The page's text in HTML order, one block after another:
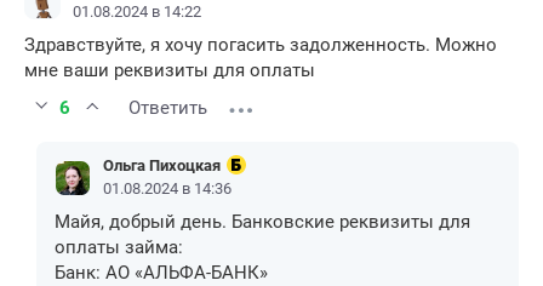
01.08.2024 в 14:22
Здравствуйте, я хочу погасить задолженность. Можно
мне ваши реквизиты для оплаты
6
Ответить
Ольга Пихоцкая
01.08.2024 в 14:36
Майя, добрый день. Банковские реквизиты для
оплаты займа:
Банк: АО «АЛЬФА-БАНК»